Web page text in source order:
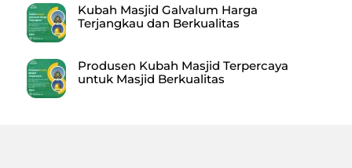
Kubah Masjid Galvalum Harga
Terjangkau dan Berkualitas
Produsen Kubah Masjid Terpercaya
untuk Masjid Berkualitas